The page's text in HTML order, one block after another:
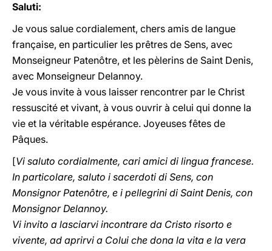
Saluti:
Je vous salue cordialement, chers amis de langue
française, en particulier les prêtres de Sens, avec
Monseigneur Patenôtre, et les pèlerins de Saint Denis,
avec Monseigneur Delannoy.
Je vous invite à vous laisser rencontrer par le Christ
ressuscité et vivant, à vous ouvrir à celui qui donne la
vie et la véritable espérance. Joyeuses fêtes de
Pâques.
[Vi saluto cordialmente, cari amici di lingua francese.
In particolare, saluto i sacerdoti di Sens, con
Monsignor Patenôtre, e i pellegrini di Saint Denis, con
Monsignor Delannoy.
Vi invito a lasciarvi incontrare da Cristo risorto e
vivente, ad aprirvi a Colui che dona la vita e la vera